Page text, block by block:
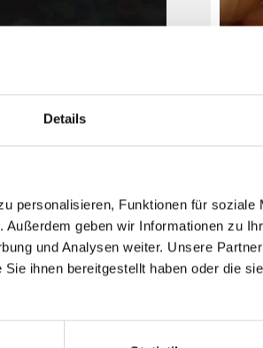
Details
personalisieren, Funktionen für soziale
geben wir Informationen zu
und Analysen weiter. Unsere
ihnen bereitgestellt haben oder die